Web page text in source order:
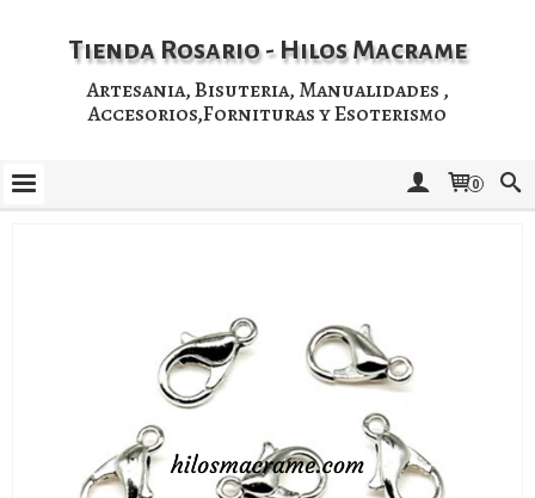
Tienda Rosario - Hilos Macrame
Artesania, Bisuteria, Manualidades ,
Accesorios,Fornituras y Esoterismo
0